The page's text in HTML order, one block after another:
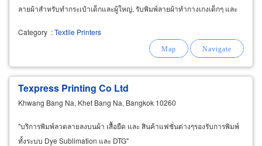
ลายผ้าสำหรับทำกระเป๋าเด็กและผู้ใหญ่, รับพิมพ์ลายผ้าทำกางเกงเด็กๆ และ
Category :Textile Printers
Texpress Printing Co Ltd
Khwang Bang Na, Khet Bang Na, Bangkok 10260
"บริการพิมพ์ลวดลายลงบนผ้า เสื้อยืด และ สินค้าแฟชั่นต่างๆรองรับการพิมพ์
ทั้งระบบ Dye Sublimation และ DTG"